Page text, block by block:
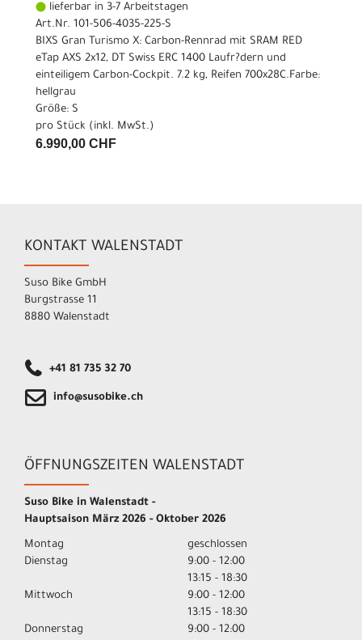
lieferbar in 3-7 Arbeitstagen
Art.Nr. 101-506-4035-225-S
BIXS Gran Turismo X: Carbon-Rennrad mit SRAM RED
eTap AXS 2x12, DT Swiss ERC 1400 Laufr?dern und
einteiligem Carbon-Cockpit. 7.2 kg, Reifen 700x28C.Farbe:
hellgrau
Größe: S
pro Stück (inkl. MwSt.)
6.990,00 CHF
KONTAKT WALENSTADT
Suso Bike GmbH
Burgstrasse 11
8880 Walenstadt
+41 81 735 32 70
info@susobike.ch
ÖFFNUNGSZEITEN WALENSTADT
Suso Bike in Walenstadt -
Hauptsaison März 2026 - Oktober 2026
Montag
geschlossen
Dienstag
9:00 - 12:00
13:15 - 18:30
Mittwoch
9:00 - 12:00
13:15 - 18:30
Donnerstag
9:00 - 12:00